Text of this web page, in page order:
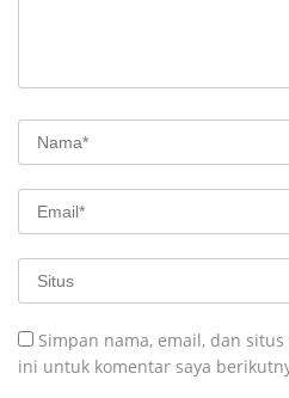
Simpan nama, email, dan
ini untuk komentar saya